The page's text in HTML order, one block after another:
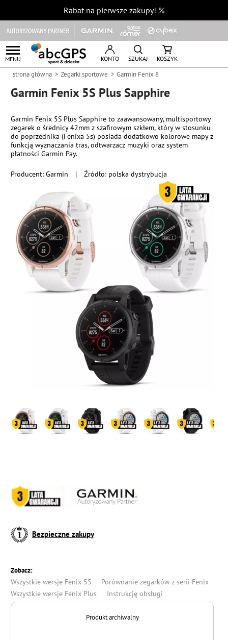
Rabat na pierwsze zakupy! %
MENU KONTO SZUKAJ KOSZYK
strona główna Zegarki sportowe Garmin Fenix 8
Garmin Fenix 5S Plus Sapphire
Producent:Garmin | Źródło: polska dystrybucja
Garmin Fenix 5S Plus Sapphire to zaawansowany, multisportowy
zegarek o średnicy 42mm z szafirowym szkłem, który w stosunku
do poprzednika (Fenixa 5s) posiada dodatkowo kolorowe mapy z
funkcją wyznaczania tras, odtwarzacz muzyki oraz system
płatności Garmin Pay.
Bezpieczne zakupy
Zobacz:
Wszystkie wersje Fenix 5S
Porównanie zegarków z serii Fenix
Wszystkie wersje Fenix Plus
Instrukcję obsługi
Produkt archiwalny